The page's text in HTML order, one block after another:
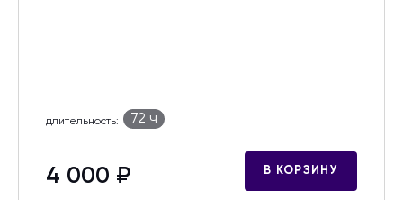
длительность: 72 ч
4 000 ₽ В КОРЗИНУ